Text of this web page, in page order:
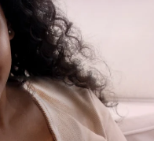
用戶信息
我的設備
Español
Português